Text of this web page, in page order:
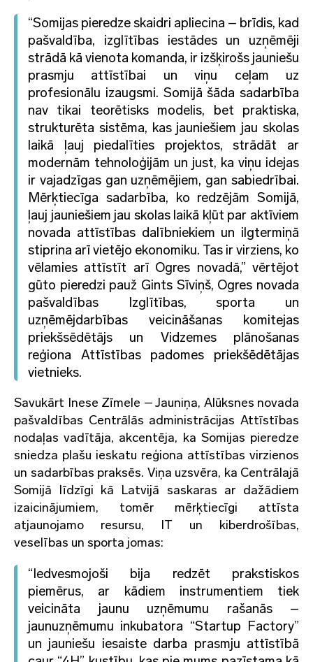
“Somijas pieredze skaidri apliecina – brīdis, kad
pašvaldība, izglītības iestādes un uzņēmēji
strādā kā vienota komanda, ir izšķirošs jauniešu
prasmju attīstībai un viņu ceļam uz
profesionālu izaugsmi. Somijā šāda sadarbība
nav tikai teorētisks modelis, bet praktiska,
strukturēta sistēma, kas jauniešiem jau skolas
laikā ļauj piedalīties projektos, strādāt ar
modernām tehnoloģijām un just, ka viņu idejas
ir vajadzīgas gan uzņēmējiem, gan sabiedrībai.
Mērķtiecīga sadarbība, ko redzējām Somijā,
ļauj jauniešiem jau skolas laikā kļūt par aktīviem
novada attīstības dalībniekiem un ilgtermiņā
stiprina arī vietējo ekonomiku. Tas ir virziens, ko
vēlamies attīstīt arī Ogres novadā,” vērtējot
gūto pieredzi pauž Gints Sīviņš, Ogres novada
pašvaldības Izglītības, sporta un
uzņēmējdarbības veicināšanas komitejas
priekšsēdētājs un Vidzemes plānošanas
reģiona Attīstības padomes priekšēdētājas
vietnieks.
Savukārt Inese Zīmele – Jauniņa, Alūksnes novada
pašvaldības Centrālās administrācijas Attīstības
nodaļas vadītāja, akcentēja, ka Somijas pieredze
sniedza plašu ieskatu reģiona attīstības virzienos
un sadarbības praksēs. Viņa uzsvēra, ka Centrālajā
Somijā līdzīgi kā Latvijā saskaras ar dažādiem
izaicinājumiem, tomēr mērķtiecīgi attīsta
atjaunojamo resursu, IT un kiberdrošības,
veselības un sporta jomas:
“Iedvesmojoši bija redzēt prakstiskos
piemērus, ar kādiem instrumentiem tiek
veicināta jaunu uzņēmumu rašanās –
jaunuzņēmumu inkubatora “Startup Factory”
un jauniešu iesaiste darba prasmju attīstībā